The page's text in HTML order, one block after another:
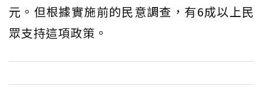
元。但根據實施前的民意調查，有6成以上民
眾支持這項政策。